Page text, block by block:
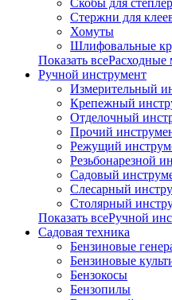
Скобы для
Стержни для
Хомуты
Шлифовальные
Показать всеРасходные
Ручной инструмент
Измерительный
Крепежный
Отделочный
Прочий
Режущий
Резьбонарезной
Садовый
Слесарный
Столярный
Показать всеРучной
Садовая техника
Бензиновые
Бензиновые
Бензокосы
Бензопилы